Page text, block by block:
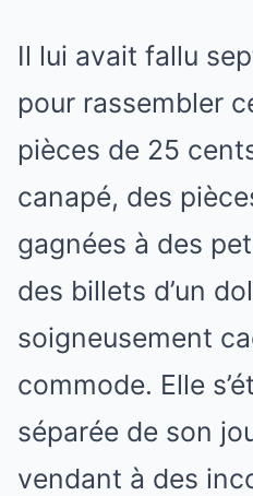
Il lui avait fallu
pour rassembler
pièces de 25
canapé, des
gagnées à des
des billets d’un
soigneusement
commode. Elle
séparée de son
vendant à des